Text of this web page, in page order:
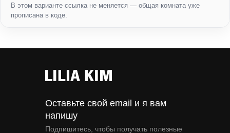
В этом варианте ссылка не меняется — общая комната уже
прописана в коде.
Оставьте свой email и я вам
напишу
Подпишитесь, чтобы получать полезные